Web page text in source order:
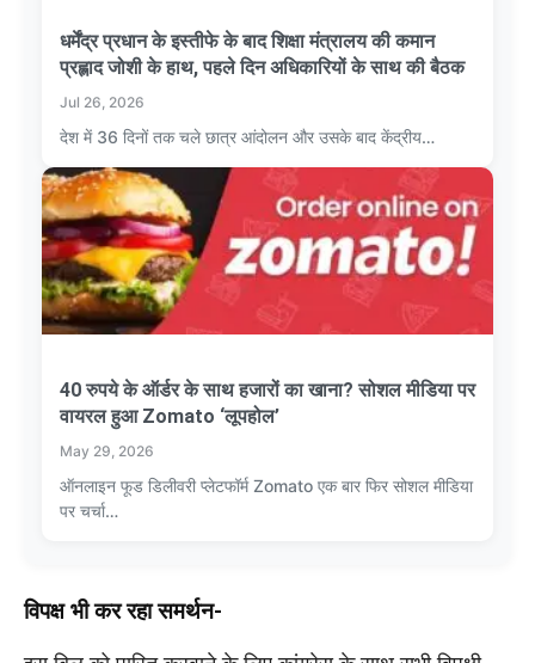
धर्मेंद्र प्रधान के इस्तीफे के बाद शिक्षा मंत्रालय की कमान
प्रह्लाद जोशी के हाथ, पहले दिन अधिकारियों के साथ की बैठक
Jul 26, 2026
देश में 36 दिनों तक चले छात्र आंदोलन और उसके बाद केंद्रीय…
40 रुपये के ऑर्डर के साथ हजारों का खाना? सोशल मीडिया पर
वायरल हुआ Zomato ‘लूपहोल’
May 29, 2026
ऑनलाइन फूड डिलीवरी प्लेटफॉर्म Zomato एक बार फिर सोशल मीडिया
पर चर्चा…
विपक्ष भी कर रहा समर्थन-